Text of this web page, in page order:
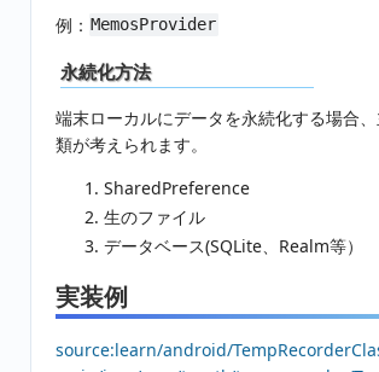
例： MemosProvider
永続化方法
端末ローカルにデータを永続化する場合
類が考えられます。
SharedPreference
生のファイル
データベース(SQLite、Realm等）
実装例
source:learn/android/